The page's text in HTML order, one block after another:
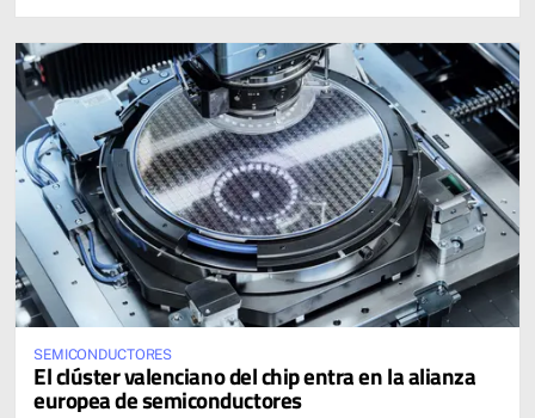
SEMICONDUCTORES
El clúster valenciano del chip entra en la alianza
europea de semiconductores